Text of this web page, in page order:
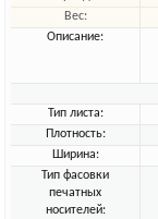
Вес:
Описание:
Тип листа:
Плотность:
Ширина:
Тип фасовки
печатных
носителей: